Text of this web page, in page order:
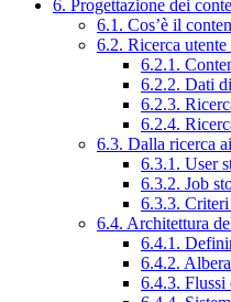
6. Progettazione dei
6.1. Cos’è il
6.2. Ricerca
6.2.1.
6.2.2. Dati
6.2.3.
6.2.4.
6.3. Dalla ricerca
6.3.1. User
6.3.2. Job
6.3.3.
6.4. Architettura
6.4.1.
6.4.2.
6.4.3. Flussi